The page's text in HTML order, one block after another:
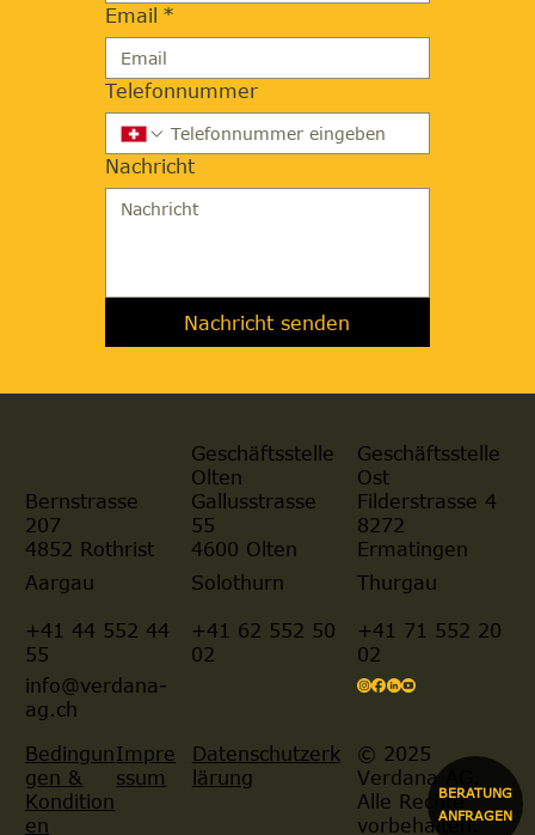
Email *
Telefonnummer
Nachricht
Nachricht senden
© 2025
Verdana AG.
Alle Rechte
vorbehalten.
Bernstrasse
207
4852 Rothrist
Geschäftsstelle
Olten
Gallusstrasse
55
4600 Olten
Geschäftsstelle
Ost
Filderstrasse 4
8272
Ermatingen
Aargau
+41 44 552 44
55
Solothurn
+41 62 552 50
02
Thurgau
+41 71 552 20
02
info@verdana-
ag.ch
Bedingun
gen &
Kondition
en
Datenschutzerk
lärung
Impre
ssum
BERATUNG
ANFRAGEN